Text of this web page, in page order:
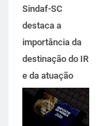
Sindaf-SC
destaca a
importância da
destinação do IR
e da atuação
técnica que
garante